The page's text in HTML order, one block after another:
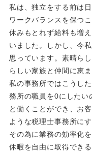
私は、独立をする前は
ワークバランスを保つ
休みもとれず給料も増
いました。しかし、今
思っています。素晴ら
らしい家族と仲間に恵
私の事務所ではこうし
務所の職員を0にしたい
と働くことができ、お
ような税理士事務所に
その為に業務の効率化
休暇を自由に取得でき